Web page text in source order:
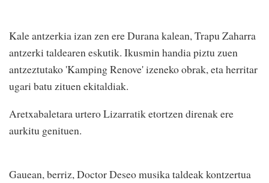
Kale antzerkia izan zen ere Durana kalean, Trapu Zaharra
antzerki taldearen eskutik. Ikusmin handia piztu zuen
antzeztutako 'Kamping Renove' izeneko obrak, eta herritar
ugari batu zituen ekitaldiak.
Aretxabaletara urtero Lizarratik etortzen direnak ere
aurkitu genituen.
Gauean, berriz, Doctor Deseo musika taldeak kontzertua